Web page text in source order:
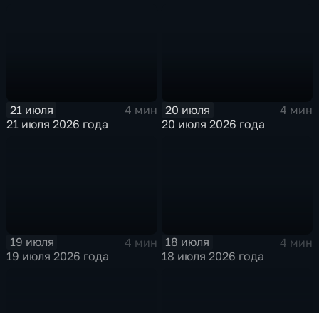
21 июля
4 мин
21 июля 2026 года
20 июля
4 мин
20 июля 2026 года
19 июля
4 мин
19 июля 2026 года
18 июля
4 мин
18 июля 2026 года